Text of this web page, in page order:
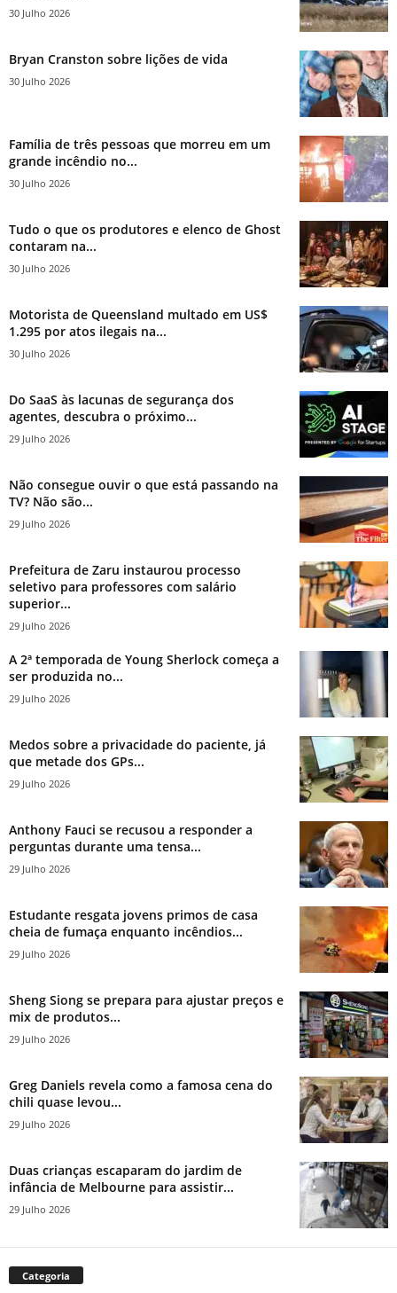
30 Julho 2026
Bryan Cranston sobre lições de vida
30 Julho 2026
Família de três pessoas que morreu em um
grande incêndio no...
30 Julho 2026
Tudo o que os produtores e elenco de Ghost
contaram na...
30 Julho 2026
Motorista de Queensland multado em US$
1.295 por atos ilegais na...
30 Julho 2026
Do SaaS às lacunas de segurança dos
agentes, descubra o próximo...
29 Julho 2026
Não consegue ouvir o que está passando na
TV? Não são...
29 Julho 2026
Prefeitura de Zaru instaurou processo
seletivo para professores com salário
superior...
29 Julho 2026
A 2ª temporada de Young Sherlock começa a
ser produzida no...
29 Julho 2026
Medos sobre a privacidade do paciente, já
que metade dos GPs...
29 Julho 2026
Anthony Fauci se recusou a responder a
perguntas durante uma tensa...
29 Julho 2026
Estudante resgata jovens primos de casa
cheia de fumaça enquanto incêndios...
29 Julho 2026
Sheng Siong se prepara para ajustar preços e
mix de produtos...
29 Julho 2026
Greg Daniels revela como a famosa cena do
chili quase levou...
29 Julho 2026
Duas crianças escaparam do jardim de
infância de Melbourne para assistir...
29 Julho 2026
Categoria